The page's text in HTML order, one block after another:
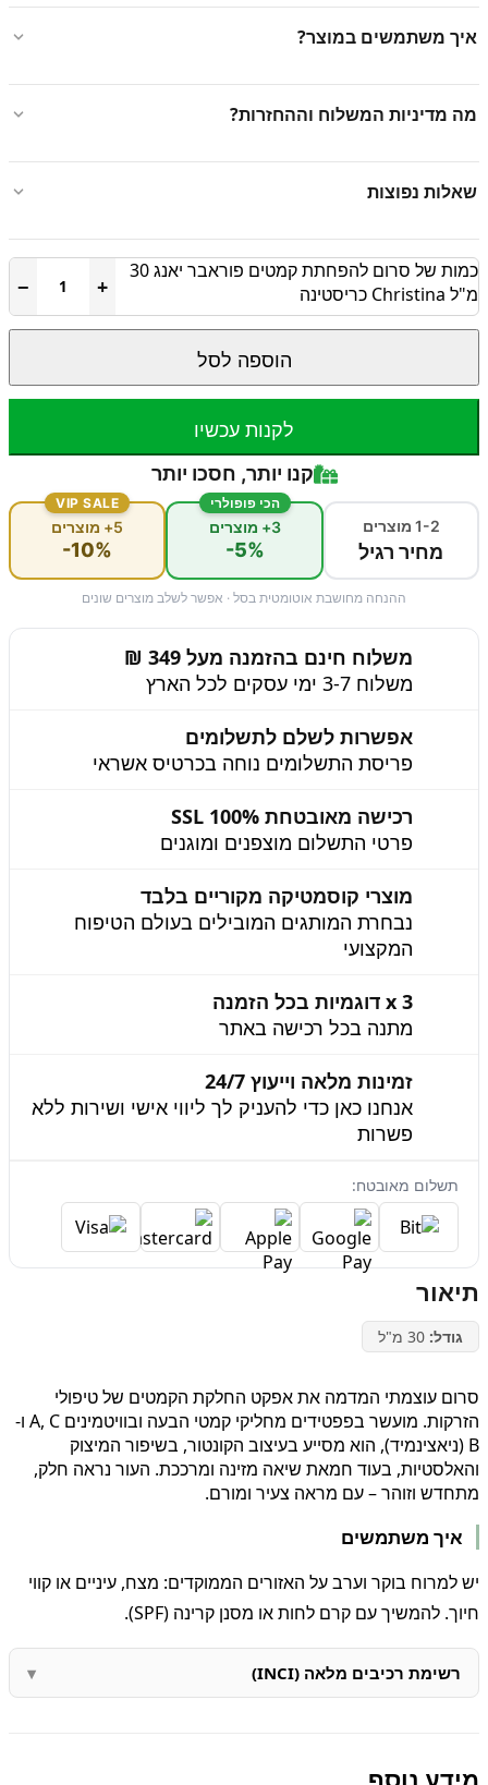
איך משתמשים במוצר?
מה מדיניות המשלוח וההחזרות?
שאלות נפוצות
כמות של סרום להפחתת קמטים פוראבר יאנג 30
מ"ל Christina כריסטינה
+
−
הוספה לסל
לקנות עכשיו
קנו יותר, חסכו יותר
1-2 מוצרים
מחיר רגיל
הכי פופולרי
3+ מוצרים
-5%
VIP SALE
5+ מוצרים
-10%
ההנחה מחושבת אוטומטית בסל · אפשר לשלב מוצרים שונים
משלוח חינם בהזמנה מעל 349 ₪
משלוח 3-7 ימי עסקים לכל הארץ
אפשרות לשלם לתשלומים
פריסת התשלומים נוחה בכרטיס אשראי
רכישה מאובטחת 100% SSL
פרטי התשלום מוצפנים ומוגנים
מוצרי קוסמטיקה מקוריים בלבד
נבחרת המותגים המובילים בעולם הטיפוח
המקצועי
3 x דוגמיות בכל הזמנה
מתנה בכל רכישה באתר
זמינות מלאה וייעוץ 24/7
אנחנו כאן כדי להעניק לך ליווי אישי ושירות ללא
פשרות
תשלום מאובטח:
תיאור
גודל: 30 מ"ל
סרום עוצמתי המדמה את אפקט החלקת הקמטים של טיפולי
הזרקות. מועשר בפפטידים מחליקי קמטי הבעה ובוויטמינים A, C ו-
B (ניאצינמיד), הוא מסייע בעיצוב הקונטור, בשיפור המיצוק
והאלסטיות, בעוד חמאת שיאה מזינה ומרככת. העור נראה חלק,
מתחדש וזוהר – עם מראה צעיר ומורם.
איך משתמשים
יש למרוח בוקר וערב על האזורים הממוקדים: מצח, עיניים או קווי
חיוך. להמשיך עם קרם לחות או מסנן קרינה (SPF).
רשימת רכיבים מלאה (INCI)